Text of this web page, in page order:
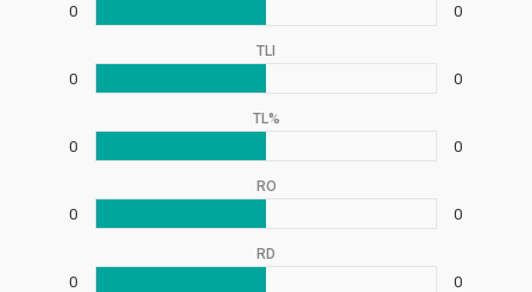
0 0
TLI
0 0
TL%
0 0
RO
0 0
RD
0 0